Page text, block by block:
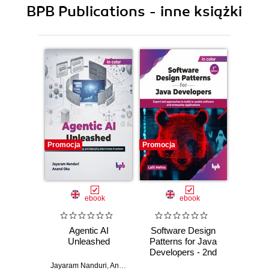
BPB Publications - inne książki
Promocja
ebook
Agentic AI
Unleashed
Jayaram Nanduri Anand Oka
Promocja
ebook
Software Design
Patterns for Java
Developers - 2nd